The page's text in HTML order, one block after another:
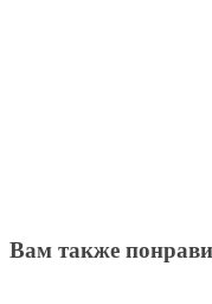
Вам также